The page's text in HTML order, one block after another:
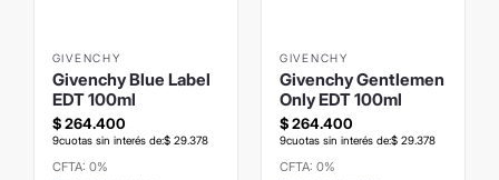
GIVENCHY
Givenchy Blue Label
EDT 100ml
$ 264.400
9cuotas sin interés de:$ 29.378
CFTA: 0%
GIVENCHY
Givenchy Gentlemen
Only EDT 100ml
$264.400
9cuotas sin interés de:$ 29378
CFTA: 0%